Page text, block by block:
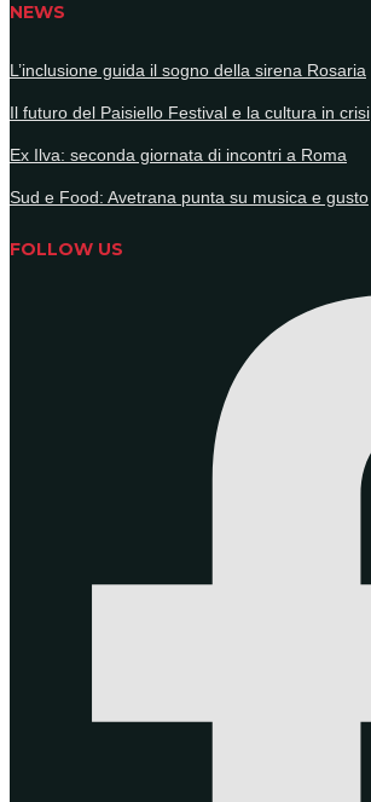
NEWS
L’inclusione guida il sogno della sirena Rosaria
Il futuro del Paisiello Festival e la cultura in crisi
Ex Ilva: seconda giornata di incontri a Roma
Sud e Food: Avetrana punta su musica e gusto
FOLLOW US